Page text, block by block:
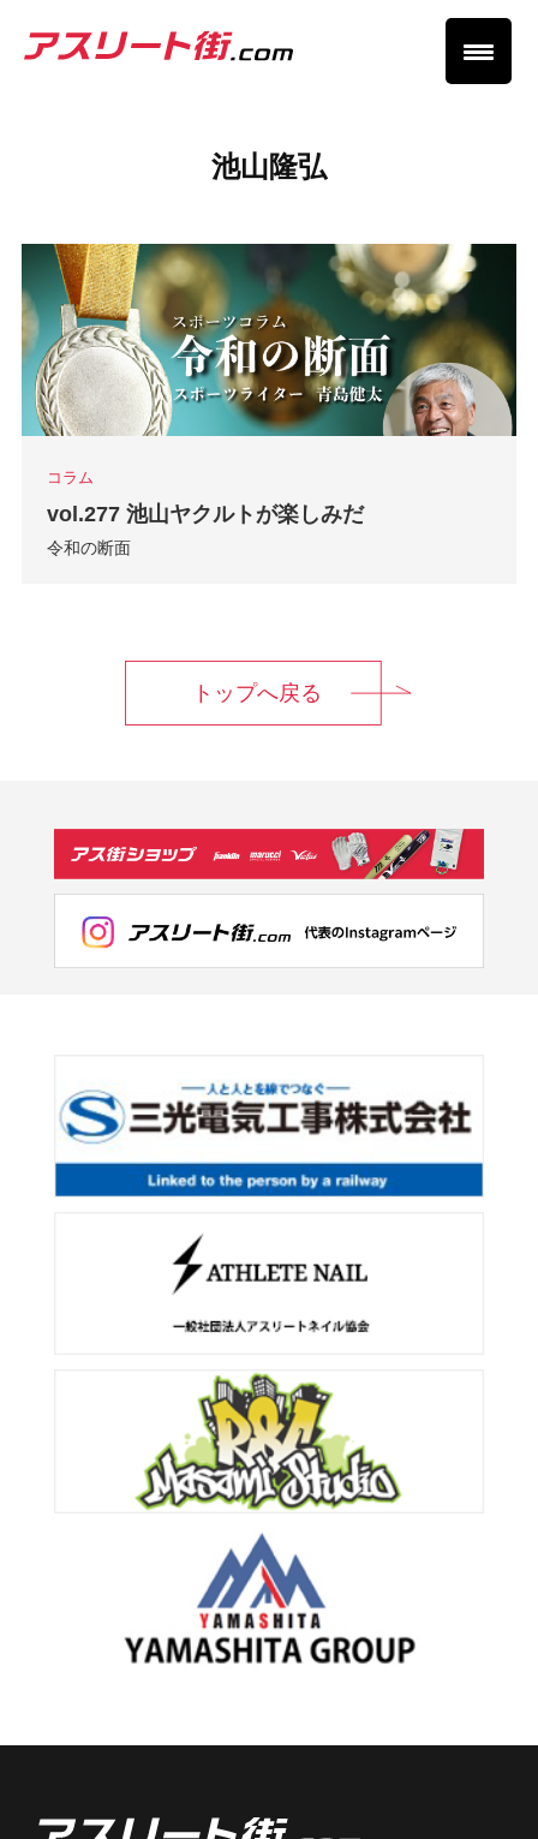
池山隆弘
コラム
vol.277 池山ヤクルトが楽しみだ
令和の断面
トップへ戻る